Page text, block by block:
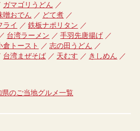
ガマゴリうどん
噌おでん
どて煮
ライ
鉄板ナポリタン
台湾ラーメン
手羽先唐揚げ
倉トースト
志の田うどん
台湾まぜそば 天むす
きしめん
県のご当地グルメ一覧